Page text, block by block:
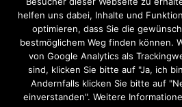
helfen uns dabei, Inhalte und
optimieren, dass Sie die
bestmöglichem Weg finden können.
von Google Analytics als
sind, klicken Sie bitte auf "Ja, ich
Andernfalls klicken Sie bitte auf
einverstanden". Weitere